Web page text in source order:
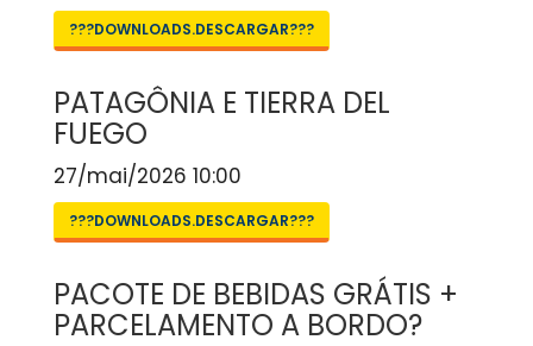
???DOWNLOADS.DESCARGAR???
PATAGÔNIA E TIERRA DEL
FUEGO
27/mai/2026 10:00
???DOWNLOADS.DESCARGAR???
PACOTE DE BEBIDAS GRÁTIS +
PARCELAMENTO A BORDO?